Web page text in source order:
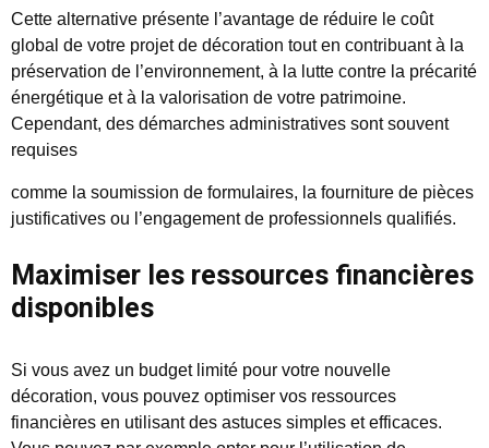
Cette alternative présente l’avantage de réduire le coût
global de votre projet de décoration tout en contribuant à la
préservation de l’environnement, à la lutte contre la précarité
énergétique et à la valorisation de votre patrimoine.
Cependant, des démarches administratives sont souvent
requises
comme la soumission de formulaires, la fourniture de pièces
justificatives ou l’engagement de professionnels qualifiés.
Maximiser les ressources financières
disponibles
Si vous avez un budget limité pour votre nouvelle
décoration, vous pouvez optimiser vos ressources
financières en utilisant des astuces simples et efficaces.